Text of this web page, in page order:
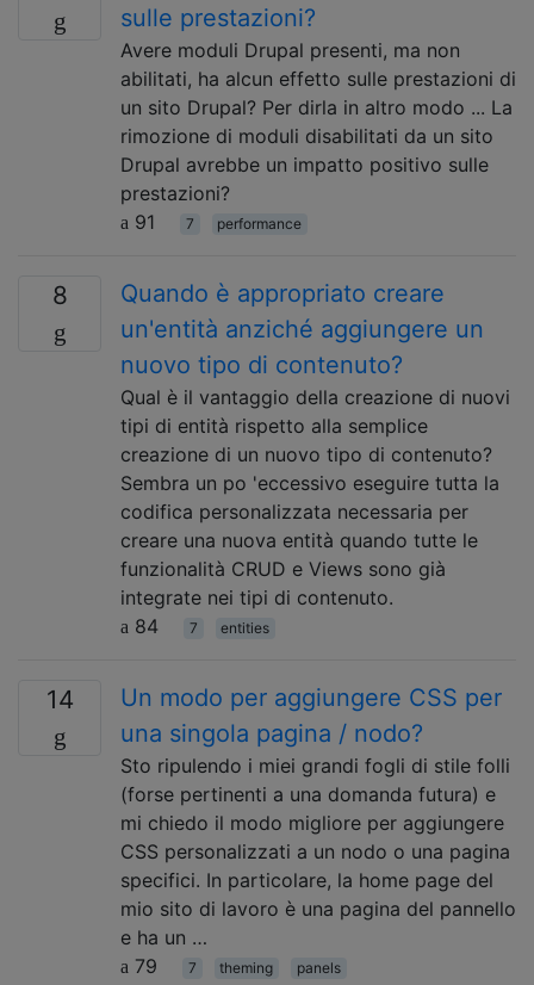
sulle prestazioni?
Avere moduli Drupal presenti, ma non
abilitati, ha alcun effetto sulle prestazioni di
un sito Drupal? Per dirla in altro modo ... La
rimozione di moduli disabilitati da un sito
Drupal avrebbe un impatto positivo sulle
prestazioni?
91
7 performance
8
Quando è appropriato creare
un'entità anziché aggiungere un
nuovo tipo di contenuto?
Qual è il vantaggio della creazione di nuovi
tipi di entità rispetto alla semplice
creazione di un nuovo tipo di contenuto?
Sembra un po 'eccessivo eseguire tutta la
codifica personalizzata necessaria per
creare una nuova entità quando tutte le
funzionalità CRUD e Views sono già
integrate nei tipi di contenuto.
84
7 entities
14
Un modo per aggiungere CSS per
una singola pagina / nodo?
Sto ripulendo i miei grandi fogli di stile folli
(forse pertinenti a una domanda futura) e
mi chiedo il modo migliore per aggiungere
CSS personalizzati a un nodo o una pagina
specifici. In particolare, la home page del
mio sito di lavoro è una pagina del pannello
e ha un …
79
7 theming panels